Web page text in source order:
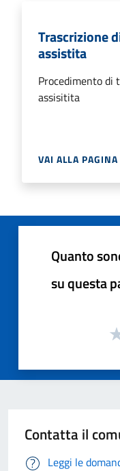
Trascrizione
assistita
Procedimento di
assisitita
VAI ALLA PAGINA
Quanto
su questa
Contatta il
Leggi le